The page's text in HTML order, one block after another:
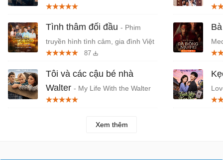
Phần ngoại truyện của series
Sintonia trên Netflix
Tình thâm đối đầu - Phim
truyền hình tình cảm, gia đình Việt
Nam
87
Tôi và các cậu bé nhà
Walter - My Life With the Walter
Boys (3 mùa)
Lan
Xem thêm